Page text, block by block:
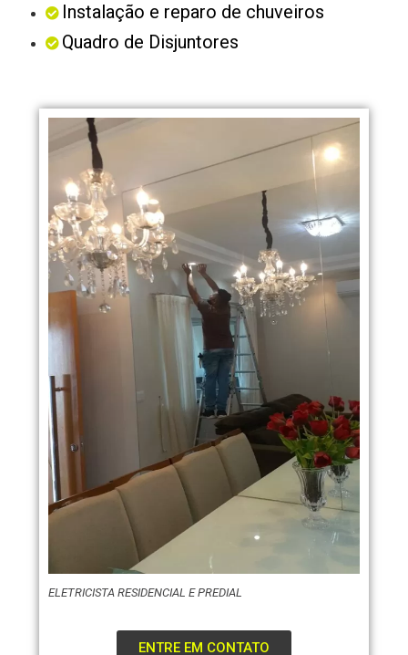
Instalação e reparo de chuveiros
Quadro de Disjuntores
ELETRICISTA RESIDENCIAL E PREDIAL
ENTRE EM CONTATO